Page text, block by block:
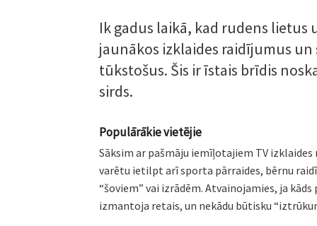
Ik gadus laikā, kad rudens lietus
jaunākos izklaides raidījumus
tūkstošus. Šis ir īstais brīdis
sirds.
Populārākie vietējie
Sāksim ar pašmāju iemīļotajiem TV
varētu ietilpt arī sporta pārraides, bērnu
“šoviem” vai izrādēm. Atvainojamies, ja
izmantoja retais, un nekādu būtisku